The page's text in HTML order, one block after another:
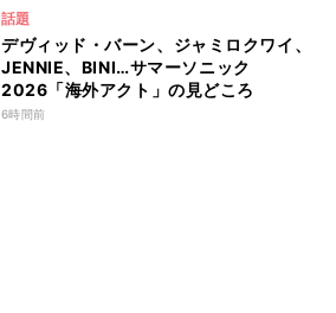
話題
デヴィッド・バーン、ジャミロクワイ、
JENNIE、BINI…サマーソニック
2026「海外アクト」の見どころ
6時間前